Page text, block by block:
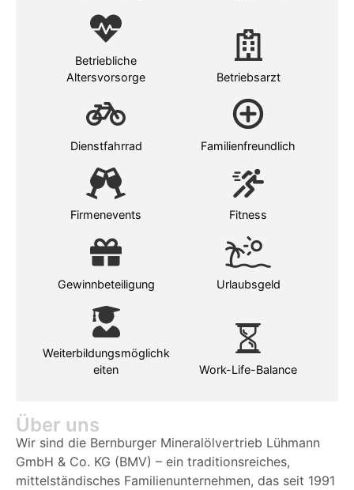
Über uns
Wir sind die Bernburger Mineralölvertrieb Lühmann
GmbH & Co. KG (BMV) – ein traditionsreiches,
mittelständisches Familienunternehmen, das seit 1991
Betriebliche
Altersvorsorge
Betriebsarzt
Dienstfahrrad Familienfreundlich
Firmenevents Fitness
Gewinnbeteiligung Urlaubsgeld
Weiterbildungsmöglichk
eiten
Work-Life-Balance